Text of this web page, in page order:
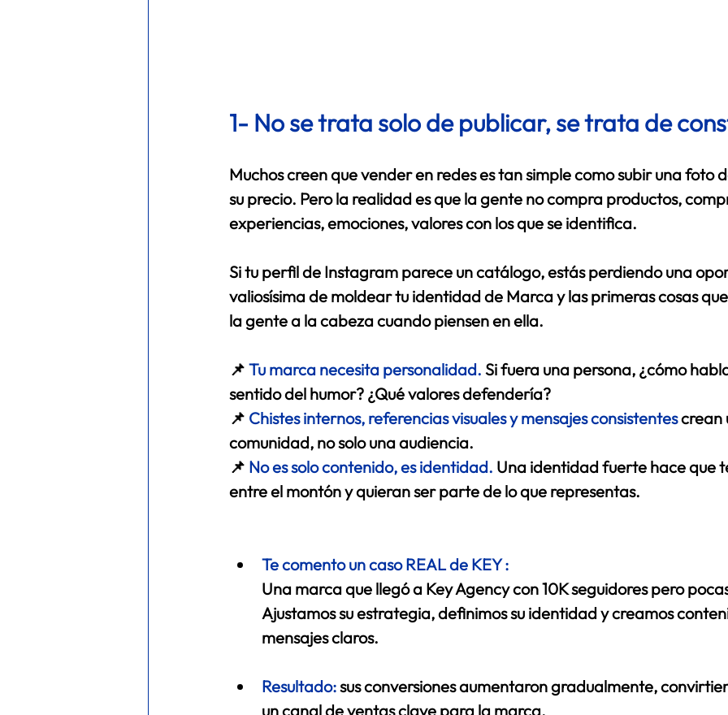
1- No se trata solo de publicar, se trata de
Muchos creen que vender en redes es tan simple como subir una foto
su precio. Pero la realidad es que la gente no compra productos,
experiencias, emociones, valores con los que se identifica.
Si tu perfil de Instagram parece un catálogo, estás perdiendo una
valiosísima de moldear tu identidad de Marca y las primeras cosas
la gente a la cabeza cuando piensen en ella.
📌 Tu marca necesita personalidad. Si fuera una persona, ¿cómo
sentido del humor? ¿Qué valores defendería?
📌 Chistes internos, referencias visuales y mensajes consistentes crean
comunidad, no solo una audiencia.
📌 No es solo contenido, es identidad. Una identidad fuerte hace que
entre el montón y quieran ser parte de lo que representas.
Te comento un caso REAL de KEY :
Una marca que llegó a Key Agency con 10K seguidores pero
Ajustamos su estrategia, definimos su identidad y creamos
mensajes claros.
Resultado: sus conversiones aumentaron gradualmente,
un canal de ventas clave para la marca.